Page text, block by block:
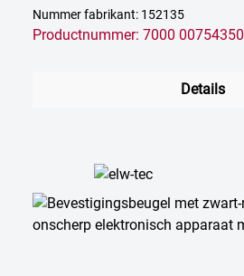
Nummer fabrikant: 152135
Productnummer: 7000 00754350
Details